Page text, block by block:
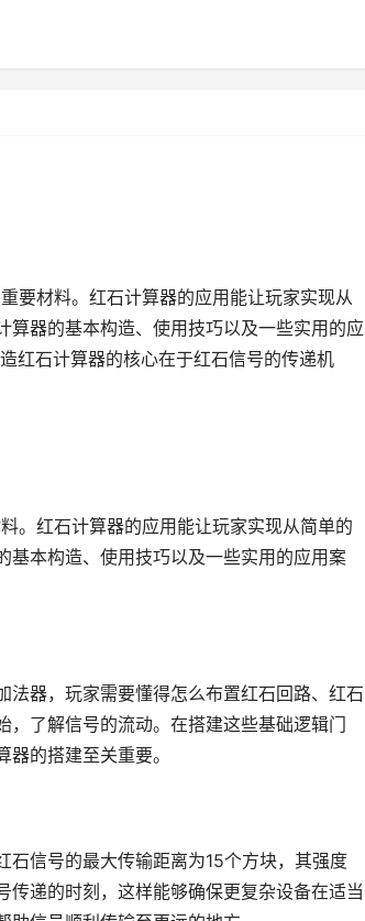
要材料。红石计算器的应用能让玩家实现从
算器的基本构造、使用技巧以及一些实用的应
红石计算器的核心在于红石信号的传递机
。红石计算器的应用能让玩家实现从简单的
基本构造、使用技巧以及一些实用的应用案
器，玩家需要懂得怎么布置红石回路、红石
了解信号的流动。在搭建这些基础逻辑门
的搭建至关重要。
石信号的最大传输距离为15个方块，其强度
递的时刻，这样能够确保更复杂设备在适当